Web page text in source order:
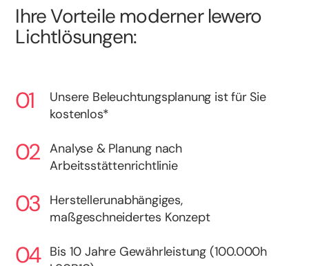
Ihre Vorteile moderner lewero
Lichtlösungen:
Unsere Beleuchtungsplanung ist für Sie
kostenlos*
Analyse & Planung nach
Arbeitsstättenrichtlinie
Herstellerunabhängiges,
maßgeschneidertes Konzept
Bis 10 Jahre Gewährleistung (100.000h